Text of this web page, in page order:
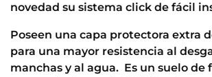
novedad su sistema click de fácil
Poseen una capa protectora extra
para una mayor resistencia al
manchas y al agua. Es un suelo de